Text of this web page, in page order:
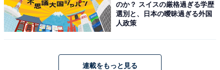
のか？ スイスの厳格過ぎる学歴
選別と、日本の曖昧過ぎる外国
人政策
連載をもっと見る